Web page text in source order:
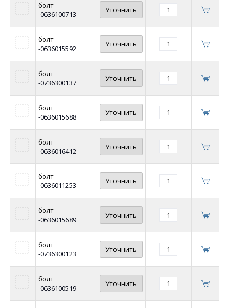
болт
-0636100713
Уточнить
болт
-0636015592
Уточнить
болт
-0736300137
Уточнить
болт
-0636015688
Уточнить
болт
-0636016412
Уточнить
болт
-0636011253
Уточнить
болт
-0636015689
Уточнить
болт
-0736300123
Уточнить
болт
-0636100519
Уточнить